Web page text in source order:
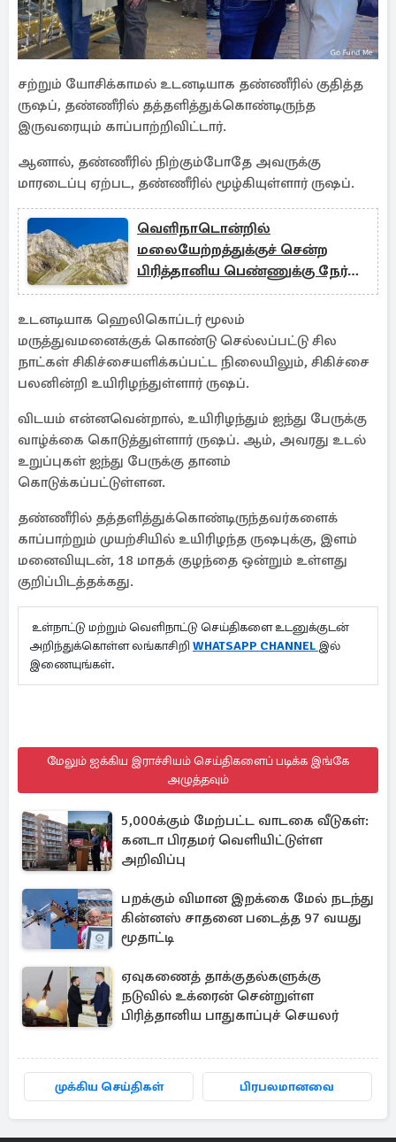
சற்றும் யோசிக்காமல் உடனடியாக தண்ணீரில் குதித்த
ருஷப், தண்ணீரில் தத்தளித்துக்கொண்டிருந்த
இருவரையும் காப்பாற்றிவிட்டார்.
ஆனால், தண்ணீரில் நிற்கும்போதே அவருக்கு
மாரடைப்பு ஏற்பட, தண்ணீரில் மூழ்கியுள்ளார் ருஷப்.
வெளிநாடொன்றில்
மலையேற்றத்துக்குச் சென்ற
பிரித்தானிய பெண்ணுக்கு நேர்ந்த
துயரம்
உடனடியாக ஹெலிகொப்டர் மூலம்
மருத்துவமனைக்குக் கொண்டு செல்லப்பட்டு சில
நாட்கள் சிகிச்சையளிக்கப்பட்ட நிலையிலும், சிகிச்சை
பலனின்றி உயிரிழந்துள்ளார் ருஷப்.
விடயம் என்னவென்றால், உயிரிழந்தும் ஐந்து பேருக்கு
வாழ்க்கை கொடுத்துள்ளார் ருஷப். ஆம், அவரது உடல்
உறுப்புகள் ஐந்து பேருக்கு தானம்
கொடுக்கப்பட்டுள்ளன.
தண்ணீரில் தத்தளித்துக்கொண்டிருந்தவர்களைக்
காப்பாற்றும் முயற்சியில் உயிரிழந்த ருஷபுக்கு, இளம்
மனைவியுடன், 18 மாதக் குழந்தை ஒன்றும் உள்ளது
குறிப்பிடத்தக்கது.
உள்நாட்டு மற்றும் வெளிநாட்டு செய்திகளை உடனுக்குடன்
அறிந்துக்கொள்ள லங்காசிறி WHATSAPP CHANNEL இல்
இணையுங்கள்.
மேலும் ஐக்கிய இராச்சியம் செய்திகளைப் படிக்க இங்கே
அழுத்தவும்
5,000க்கும் மேற்பட்ட வாடகை வீடுகள்:
கனடா பிரதமர் வெளியிட்டுள்ள
அறிவிப்பு
பறக்கும் விமான இறக்கை மேல் நடந்து
கின்னஸ் சாதனை படைத்த 97 வயது
மூதாட்டி
ஏவுகணைத் தாக்குதல்களுக்கு
நடுவில் உக்ரைன் சென்றுள்ள
பிரித்தானிய பாதுகாப்புச் செயலர்
முக்கிய செய்திகள் பிரபலமானவை